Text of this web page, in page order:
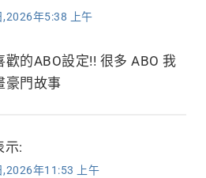
,2026年5:38 上午
的ABO設定!! 很多 ABO 我
豪門故事
示:
,2026年11:53 上午